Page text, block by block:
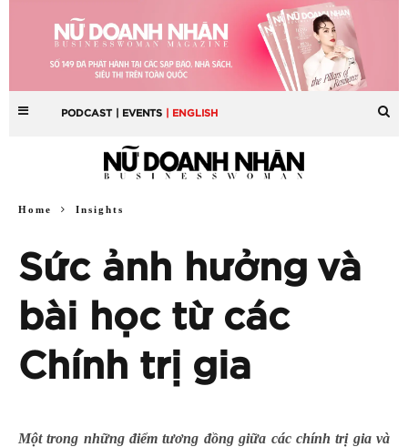
PODCAST | EVENTS | ENGLISH
Home Insights
Sức ảnh hưởng và
bài học từ các
Chính trị gia
Một trong những điểm tương đồng giữa các chính trị gia và